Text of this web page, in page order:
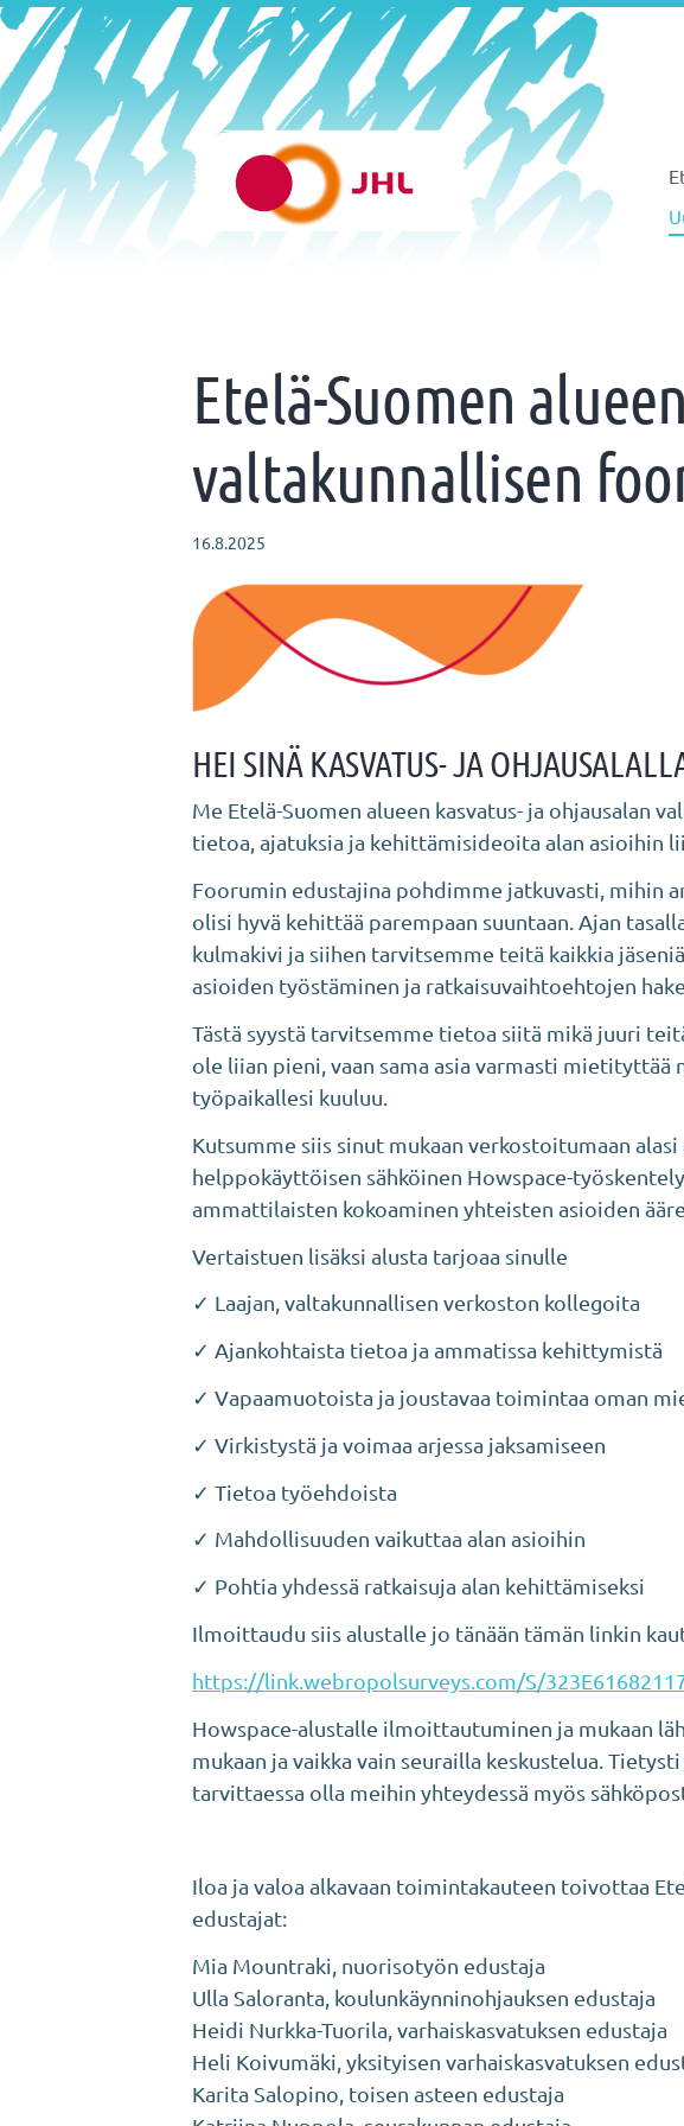
Siirry
sivun
sisältöön
Helsingin varhaiskasvatus JHL ry 081
Etelä-Suomen
valtakunnallisen
16.8.2025
HEI SINÄ KASVATUS- JA
Me Etelä-Suomen alueen kasvatus- ja ohjausalan
tietoa, ajatuksia ja kehittämisideoita alan asioihin
Foorumin edustajina pohdimme jatkuvasti, mihin
olisi hyvä kehittää parempaan suuntaan. Ajan
kulmakivi ja siihen tarvitsemme teitä kaikkia
asioiden työstäminen ja ratkaisuvaihtoehtojen
Tästä syystä tarvitsemme tietoa siitä mikä juuri
ole liian pieni, vaan sama asia varmasti
työpaikallesi kuuluu.
Kutsumme siis sinut mukaan verkostoitumaan
helppokäyttöisen sähköinen Howspace-
ammattilaisten kokoaminen yhteisten asioiden
Vertaistuen lisäksi alusta tarjoaa sinulle
✓ Laajan, valtakunnallisen verkoston kollegoita
✓ Ajankohtaista tietoa ja ammatissa kehittymistä
✓ Vapaamuotoista ja joustavaa toimintaa oman
✓ Virkistystä ja voimaa arjessa jaksamiseen
✓ Tietoa työehdoista
✓ Mahdollisuuden vaikuttaa alan asioihin
✓ Pohtia yhdessä ratkaisuja alan kehittämiseksi
Ilmoittaudu siis alustalle jo tänään tämän linkin
https://link.webropolsurveys.com/S/
Howspace-alustalle ilmoittautuminen ja mukaan
mukaan ja vaikka vain seurailla keskustelua.
tarvittaessa olla meihin yhteydessä myös
Iloa ja valoa alkavaan toimintakauteen toivottaa
edustajat:
Mia Mountraki, nuorisotyön edustaja
Ulla Saloranta, koulunkäynninohjauksen edustaja
Heidi Nurkka-Tuorila, varhaiskasvatuksen edustaja
Heli Koivumäki, yksityisen varhaiskasvatuksen
Karita Salopino, toisen asteen edustaja